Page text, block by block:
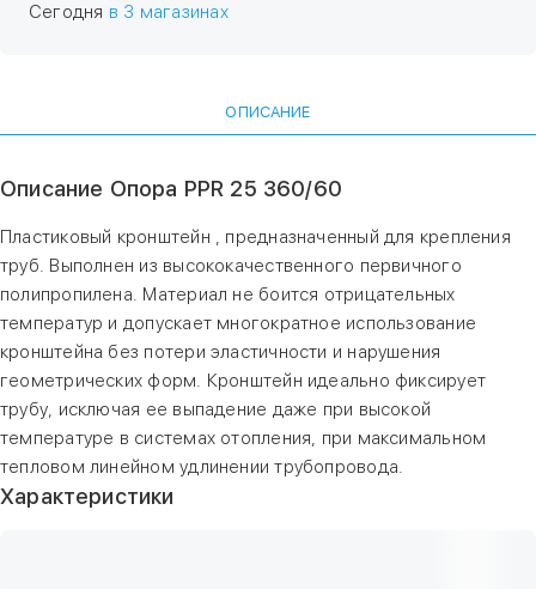
Сегодня в 3 магазинах
ОПИСАНИЕ
Описание Опора PPR 25 360/60
Пластиковый кронштейн , предназначенный для крепления
труб. Выполнен из высококачественного первичного
полипропилена. Материал не боится отрицательных
температур и допускает многократное использование
кронштейна без потери эластичности и нарушения
геометрических форм. Кронштейн идеально фиксирует
трубу, исключая ее выпадение даже при высокой
температуре в системах отопления, при максимальном
тепловом линейном удлинении трубопровода.
Характеристики